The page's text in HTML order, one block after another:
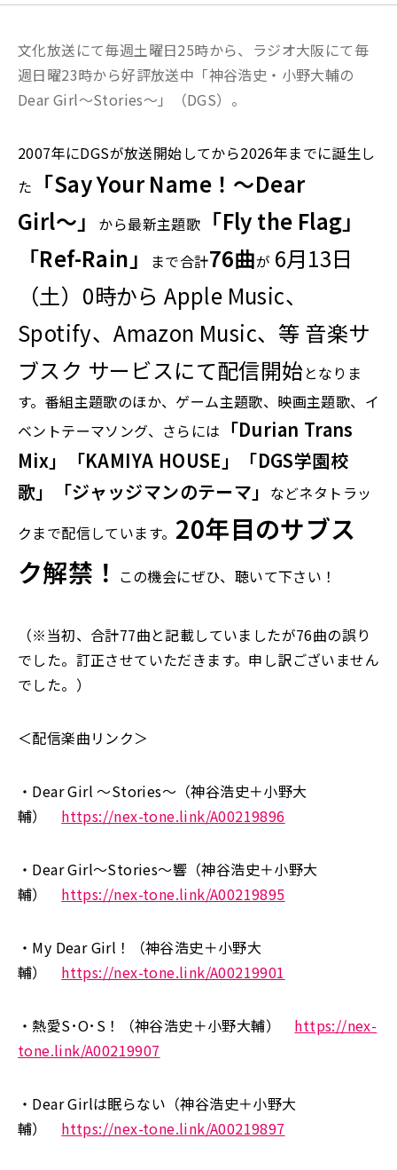
文化放送にて毎週土曜日25時から、ラジオ大阪にて毎
週日曜23時から好評放送中「神谷浩史・小野大輔の
Dear Girl〜Stories〜」（DGS）。
2007年にDGSが放送開始してから2026年までに誕生し
た
「Say Your Name！〜Dear
Girl〜」
から最新主題歌
「Fly the Flag」
「Ref-Rain」
まで合計76曲が 6月13日
（土）0時からApple Music、
Spotify、Amazon Music、 等 音楽サ
ブスク サービスにて配信開始となりま
す。番組主題歌のほか、ゲーム主題歌、映画主題歌、イ
ベントテーマソング、さらには 「Durian Trans
Mix」「KAMIYA HOUSE」「DGS学園校
歌」「ジャッジマンのテーマ」 などネタトラッ
クまで配信しています。 20年目のサブス
ク解禁！ この機会にぜひ、聴いて下さい！
（※当初、合計77曲と記載していましたが76曲の誤り
でした。訂正させていただきます。申し訳ございません
でした。）
＜配信楽曲リンク＞
・Dear Girl 〜Stories〜（神谷浩史＋小野大
輔） https://nex-tone.link/A00219896
・Dear Girl〜Stories〜響（神谷浩史＋小野大
輔） https://nex-tone.link/A00219895
・My Dear Girl！（神谷浩史＋小野大
輔） https://nex-tone.link/A00219901
・熱愛S･O･S！（神谷浩史＋小野大輔） https://nex-
tone.link/A00219907
・Dear Girlは眠らない（神谷浩史＋小野大
輔） https://nex-tone.link/A00219897